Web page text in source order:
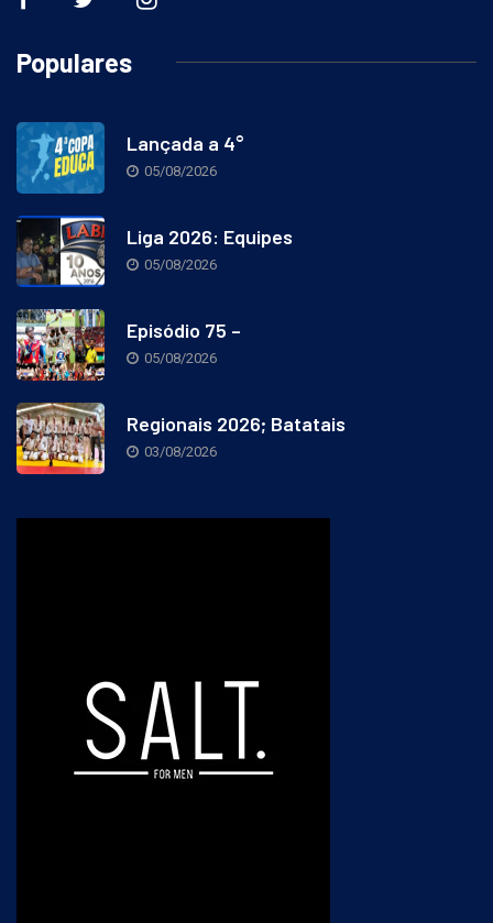
Populares
Lançada a 4°
05/08/2026
Liga 2026: Equipes
05/08/2026
Episódio 75 –
05/08/2026
Regionais 2026; Batatais
03/08/2026